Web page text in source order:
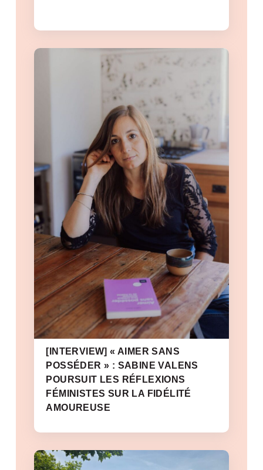
[INTERVIEW] « AIMER SANS
POSSÉDER » : SABINE VALENS
POURSUIT LES RÉFLEXIONS
FÉMINISTES SUR LA FIDÉLITÉ
AMOUREUSE